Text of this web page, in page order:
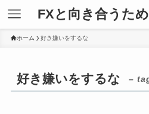
FXと向き合うた
ホーム 好き嫌いをするな
好き嫌いをするな –